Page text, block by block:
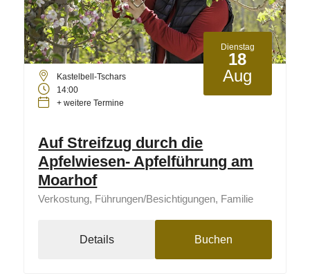
Dienstag
18
Aug
Kastelbell-Tschars
14:00
+ weitere Termine
Auf Streifzug durch die
Apfelwiesen- Apfelführung am
Moarhof
Verkostung, Führungen/Besichtigungen, Familie
Details Buchen